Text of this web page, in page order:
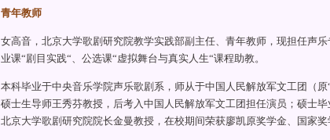
青年教师
女高音，北京大学歌剧研究院教学实践部副主任、青年教师，现担任声
业课“剧目实践“、公选课“虚拟舞台与真实人生“课程助教。
本科毕业于中央音乐学院声乐歌剧系，师从于中国人民解放军文工团（
硕士生导师王秀芬教授，后考入中国人民解放军文工团担任演员；硕士
北京大学歌剧研究院院长金曼教授，在校期间荣获廖凯原奖学金、国家奖